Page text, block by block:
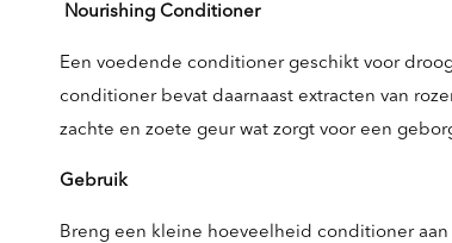
Nourishing Conditioner
Een voedende conditioner geschikt voor
conditioner bevat daarnaast extracten van
zachte en zoete geur wat zorgt voor een
Gebruik
Breng een kleine hoeveelheid conditioner